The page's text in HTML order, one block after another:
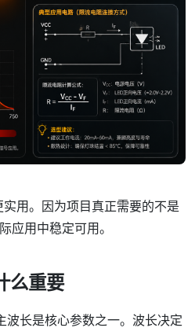
用。因为项目真正需要的不是
应用中稳定可用。
么重要
波长是核心参数之一。波长决定